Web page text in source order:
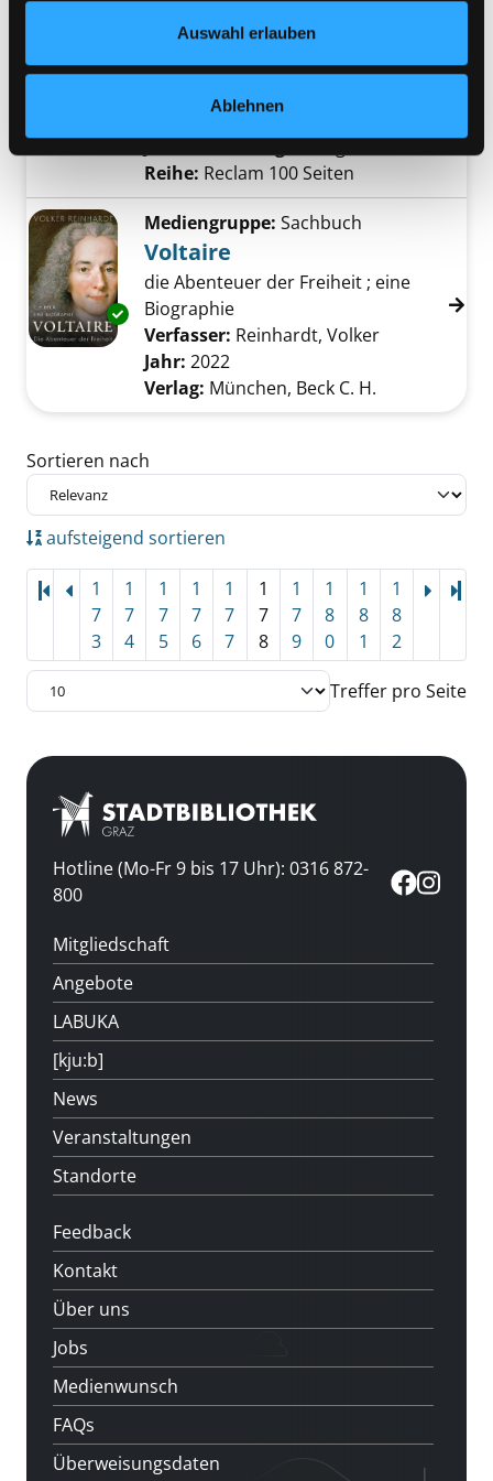
Auswahl erlauben
Ablehnen
Exemplar-Details von Johnny Cash anzeigen
Mediengruppe:Sachbuch
Johnny Cash
100 Seiten
Verfasser:Hanowell, Holger
Jahr:2022Verlag:Stuttgart, Reclam
Reihe: Reclam 100 Seiten
Exemplar-Details von Voltaire anzeigen
Mediengruppe: Sachbuch
Voltaire
die Abenteuer der Freiheit ; eine
Biographie
Verfasser: Reinhardt, Volker
Jahr: 2022
Verlag: München, Beck C. H.
Zu den Suchfiltern springen
Sortieren nach
aufsteigend sortieren
1
7
3
1
7
4
1
7
5
1
7
6
1
7
7
1
7
8
1
7
9
1
8
0
1
8
1
1
8
2
Treffer pro Seite
Hotline (Mo-Fr 9 bis 17 Uhr): 0316 872-
800
Mitgliedschaft
Angebote
LABUKA
[kju:b]
News
Veranstaltungen
Standorte
Feedback
Kontakt
Über uns
Jobs
Medienwunsch
FAQs
Überweisungsdaten